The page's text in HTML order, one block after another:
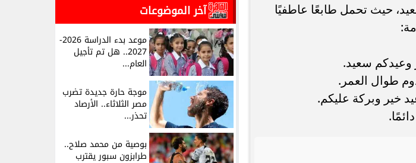
حيث تحمل طابعًا عاطفيًا
وعيدكم سعيد.
طوال العمر.
خير وبركة عليكم.
آخر الموضوعات
موعد بدء الدراسة 2026-
2027.. هل تم تأجيل
العام...
موجة حارة جديدة تضرب
مصر الثلاثاء.. الأرصاد
تحذر...
بوصية من محمد صلاح..
طرابزون سبور يقترب